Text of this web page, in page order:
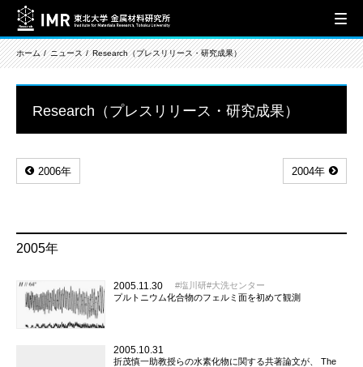
ホーム ニュース Research（プレスリリース・研究成果）
Research（プレスリリース・研究成果）
2006年 2004年
2005年
2005.11.30 塩川研 大洗センター
プルトニウム化合物のフェルミ面を初めて観測
2005.10.31
折茂慎一助教授らの水素化物に関する共著論文が、 The